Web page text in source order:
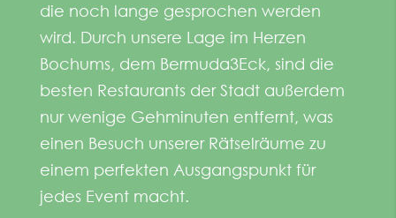
die noch lange gesprochen werden
wird. Durch unsere Lage im Herzen
Bochums, dem Bermuda3Eck, sind die
besten Restaurants der Stadt außerdem
nur wenige Gehminuten entfernt, was
einen Besuch unserer Rätselräume zu
einem perfekten Ausgangspunkt für
jedes Event macht.